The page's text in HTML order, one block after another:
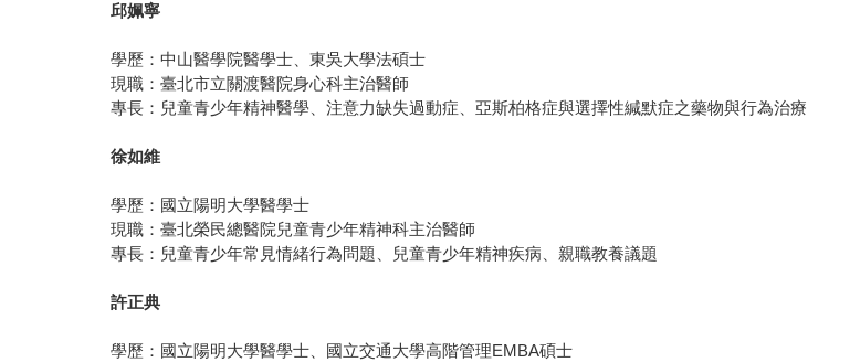
邱姵寧
學歷：中山醫學院醫學士、東吳大學法碩士
現職：臺北市立關渡醫院身心科主治醫師
專長：兒童青少年精神醫學、注意力缺失過動症、亞斯柏格症與選擇性緘默症之藥物與行為治療
徐如維
學歷：國立陽明大學醫學士
現職：臺北榮民總醫院兒童青少年精神科主治醫師
專長：兒童青少年常見情緒行為問題、兒童青少年精神疾病、親職教養議題
許正典
學歷：國立陽明大學醫學士、國立交通大學高階管理EMBA碩士